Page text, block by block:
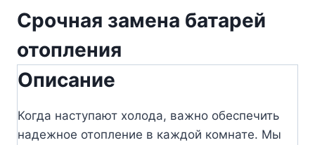
Срочная замена батарей
отопления
Описание
Когда наступают холода, важно обеспечить
надежное отопление в каждой комнате. Мы